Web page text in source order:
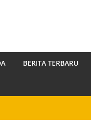
BERITA TERBARU